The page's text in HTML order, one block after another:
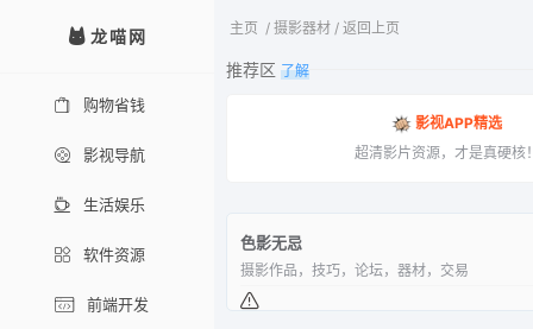
龙喵网
购物省钱
影视导航
生活娱乐
软件资源
前端开发
主页 / 摄影器材 / 返回上页
推荐区 了解
影视APP精选
超清影片资源，才是真硬核！
色影无忌
摄影作品，技巧，论坛，器材，交易